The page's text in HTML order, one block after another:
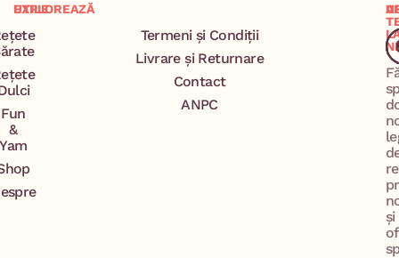
EXPLOREAZĂ
Fun
&
Yam
UTILE
Termeni și Condiții
Livrare și Returnare
Contact
ANPC
și